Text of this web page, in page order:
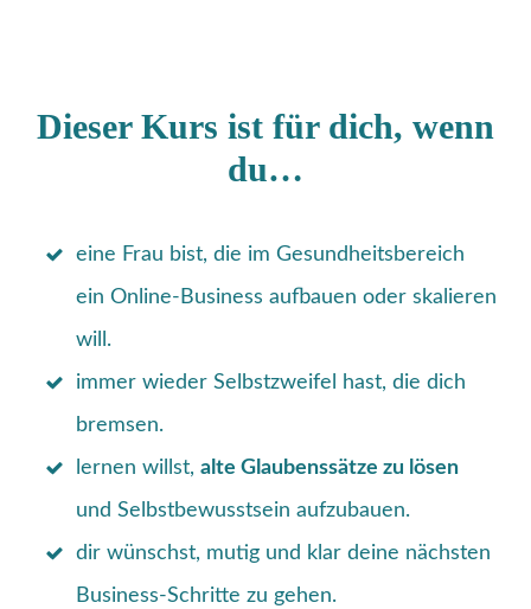
Dieser Kurs ist für dich, wenn
du…
eine Frau bist, die im Gesundheitsbereich
ein Online-Business aufbauen oder skalieren
will.
immer wieder Selbstzweifel hast, die dich
bremsen.
lernen willst, alte Glaubenssätze zu lösen
und Selbstbewusstsein aufzubauen.
dir wünschst, mutig und klar deine nächsten
Business-Schritte zu gehen.